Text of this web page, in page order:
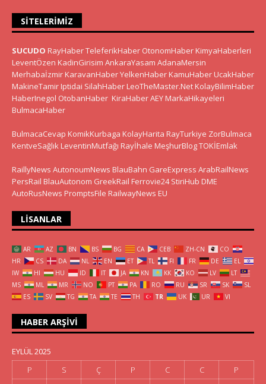
SITELERIMIZ
SUCUDO RayHaberTeleferikHaber OtonomHaber KimyaHaberleri
LeventÖzen KadinGirisim AnkaraYasam AdanaMersin
Merhabaİzmir KaravanHaberYelkenHaber KamuHaber UcakHaber
MakineTamir Iptidai SilahHaber LeoTheMaster.Net KolayBilimHaber
HaberInegol OtobanHaber KiraHaberAEY MarkaHikayeleri
BulmacaHaber
BulmacaCevap KomikKurbaga KolayHarita RayTurkiye ZorBulmaca
KentveSağlık LeventinMutfağı Rayİhale MeşhurBlogTOKİEmlak
RaillyNews AutonoumNews BlauBahn GareExpress ArabRailNews
PersRail BlauAutonom GreekRail Ferrovie24 StiriHub DME
AutoRusNews PromptsFile RailwayNews EU
LISANLAR
AR AZ BN BS BG CA CEB ZH-CN
CO
HR
CS DA NL EN ET TL FI FR DE
EL
IW
HI HU ID IT JA KN KK KO LV
LT
MS
ML MR NO PT PA RO RU SR SK
SL
ES
SV TG TA TE TH TR UK UR VI
HABER ARŞIVI
EYLÜL 2025
P
S Ç P C C
P